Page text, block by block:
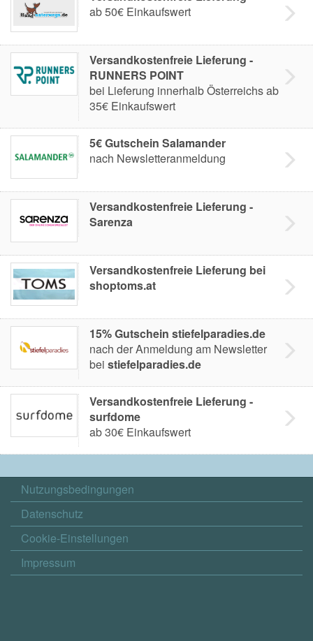
ab 50€ Einkaufswert
Versandkostenfreie Lieferung -
RUNNERS POINT
bei Lieferung innerhalb Österreichs ab
35€ Einkaufswert
5€ Gutschein Salamander
nach Newsletteranmeldung
Versandkostenfreie Lieferung -
Sarenza
Versandkostenfreie Lieferung bei
shoptoms.at
15% Gutschein stiefelparadies.de
nach der Anmeldung am Newsletter
bei stiefelparadies.de
Versandkostenfreie Lieferung -
surfdome
ab 30€ Einkaufswert
Nutzungsbedingungen
Datenschutz
Cookie-Einstellungen
Impressum